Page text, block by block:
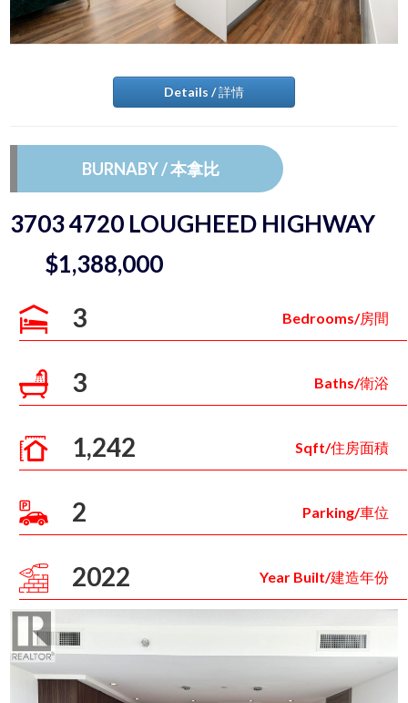
Details / 詳情
BURNABY / 本拿比
3703 4720 LOUGHEED HIGHWAY
$1,388,000
3 Bedrooms/房間
3 Baths/衛浴
1,242 Sqft/住房面積
2 Parking/車位
2022 Year Built/建造年份